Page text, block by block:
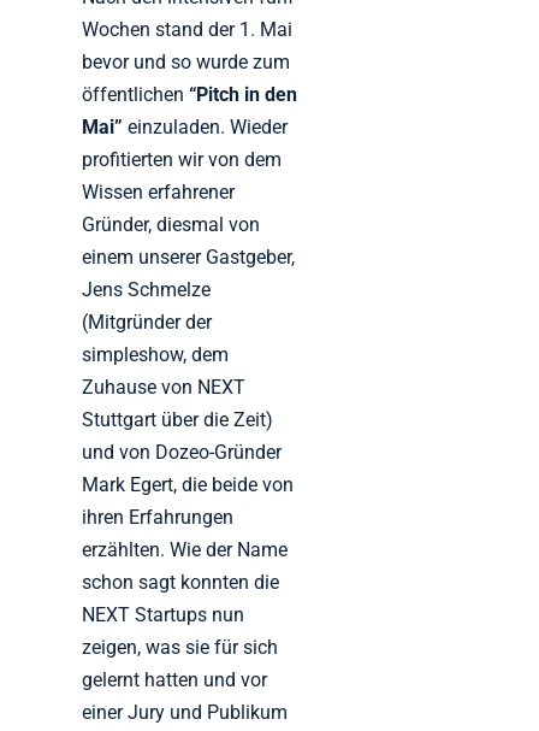
Wochen stand der 1. Mai
bevor und so wurde zum
öffentlichen“Pitch in den
Mai” einzuladen. Wieder
profitierten wir von dem
Wissen erfahrener
Gründer, diesmal von
einem unserer Gastgeber,
Jens Schmelze
(Mitgründer der
simpleshow, dem
Zuhause von NEXT
Stuttgart über die Zeit)
und von Dozeo-Gründer
Mark Egert, die beide von
ihren Erfahrungen
erzählten. Wie der Name
schon sagt konnten die
NEXT Startups nun
zeigen, was sie für sich
gelernt hatten und vor
einer Jury und Publikum